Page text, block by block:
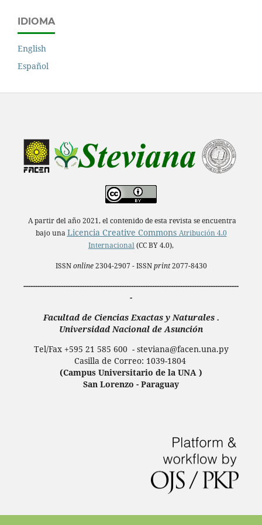
IDIOMA
English
Español
A partir del año 2021, el contenido de esta revista se encuentra
bajo unaLicencia Creative Commons Atribución 4.0
Internacional(CC BY 4.0),
ISSNonline2304-2907 - ISSNprint2077-8430
--------------------------------------------------------------------------------------------
-
Facultad de Ciencias Exactas y Naturales .
Universidad Nacional de Asunción
Tel/Fax +595 21 585 600 - steviana@facen.una.py
Casilla de Correo: 1039-1804
(Campus Universitario de la UNA )
San Lorenzo - Paraguay